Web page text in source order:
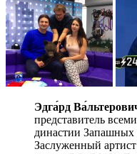
Эдга́рд
представитель
династии Запашных
Заслуженный